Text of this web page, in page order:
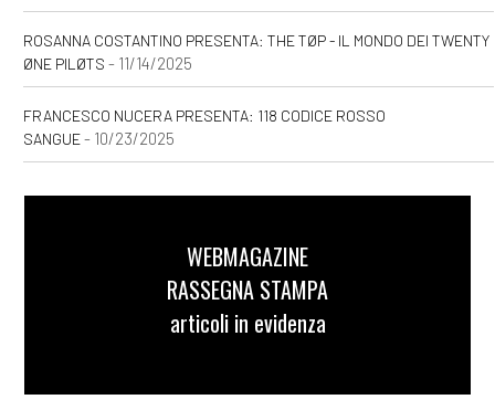
ROSANNA COSTANTINO PRESENTA: THE TØP - IL MONDO DEI TWENTY
ØNE PILØTS - 11/14/2025
FRANCESCO NUCERA PRESENTA: 118 CODICE ROSSO
SANGUE- 10/23/2025
WEBMAGAZINE
RASSEGNA STAMPA
articoli in evidenza